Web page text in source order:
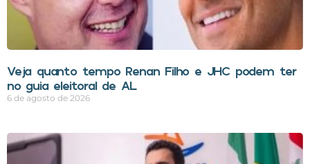
Veja quanto tempo Renan Filho e JHC podem ter
no guia eleitoral de AL
6 de agosto de 2026